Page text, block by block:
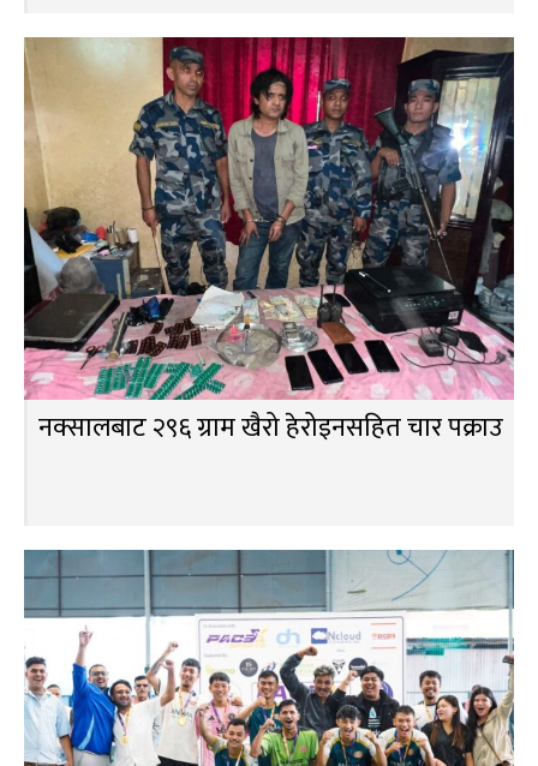
नक्सालबाट २९६ ग्राम खैरो हेरोइनसहित चार पक्राउ